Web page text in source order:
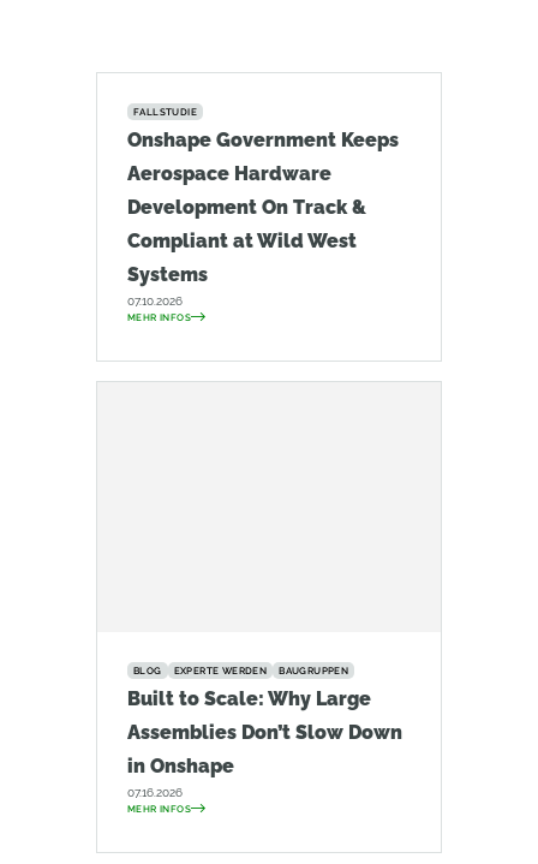
FALLSTUDIE
Onshape Government Keeps
Aerospace Hardware
Development On Track &
Compliant at Wild West
Systems
07.10.2026
MEHR INFOS
BLOG EXPERTE WERDEN BAUGRUPPEN
Built to Scale: Why Large
Assemblies Don’t Slow Down
in Onshape
07.16.2026
MEHR INFOS